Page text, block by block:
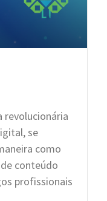
revolucionária
se
como
conteúdo
profissionais